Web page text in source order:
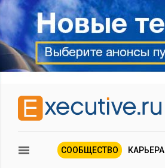
СООБЩЕСТВО КАРЬЕРА